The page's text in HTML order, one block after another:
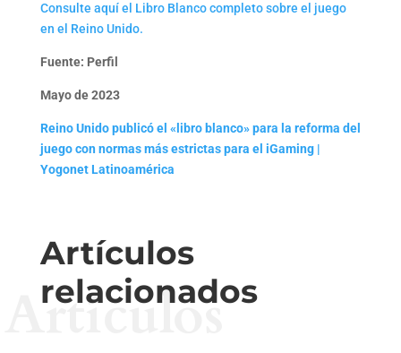
Consulte aquí el Libro Blanco completo sobre el juego
en el Reino Unido.
Fuente: Perfil
Mayo de 2023
Reino Unido publicó el «libro blanco» para la reforma del
juego con normas más estrictas para el iGaming |
Yogonet Latinoamérica
Artículos
relacionados
Artículos